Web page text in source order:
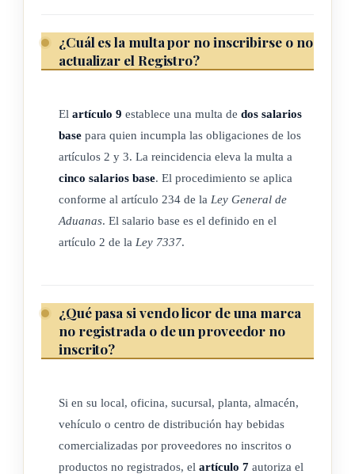
compras. En los establecimientos comerciales, las bebidas
deberán permanecer dentro de sus envases originales y
ARTÍCULO 5
A requerimiento de la Dirección General de Aduanas o de la
Policía de Control Fiscal, los propietarios, los administradores
o el personal encargado de los establecimientos comerciales
que venden bebidas alcohólicas, estarán obligados a presentar
autoridades inspeccionen los inventarios de productos en
venta o en bodega, con el fin de confirmar la correspondencia
de la información registrada con las existencias físicas de los
Los importadores, fabricantes y distribuidores de bebidas
alcohólicas, quedan obligados a permitir las inspecciones
señaladas en el párrafo anterior y a mostrar los documentos
¿Cuál es la multa por no inscribirse o no
actualizar el Registro?
El artículo 9 establece una multa de dos salarios
base para quien incumpla las obligaciones de los
artículos 2 y 3. La reincidencia eleva la multa a
cinco salarios base. El procedimiento se aplica
conforme al artículo 234 de la Ley General de
Aduanas. El salario base es el definido en el
artículo 2 de la Ley 7337.
¿Qué pasa si vendo licor de una marca
no registrada o de un proveedor no
inscrito?
Si en su local, oficina, sucursal, planta, almacén,
vehículo o centro de distribución hay bebidas
comercializadas por proveedores no inscritos o
productos no registrados, el artículo 7 autoriza el